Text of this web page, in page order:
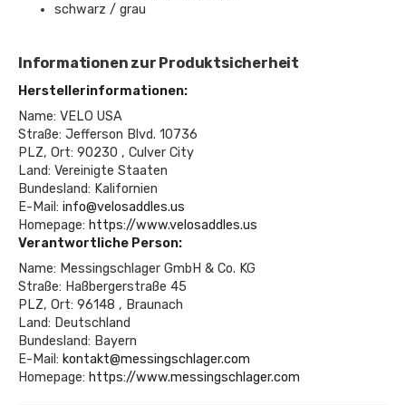
schwarz / grau
Informationen zur Produktsicherheit
Herstellerinformationen:
Name: VELO USA
Straße: Jefferson Blvd. 10736
PLZ, Ort: 90230 , Culver City
Land: Vereinigte Staaten
Bundesland: Kalifornien
E-Mail: info@velosaddles.us
Homepage: https://www.velosaddles.us
Verantwortliche Person:
Name: Messingschlager GmbH & Co. KG
Straße: Haßbergerstraße 45
PLZ, Ort: 96148 , Braunach
Land: Deutschland
Bundesland: Bayern
E-Mail: kontakt@messingschlager.com
Homepage: https://www.messingschlager.com